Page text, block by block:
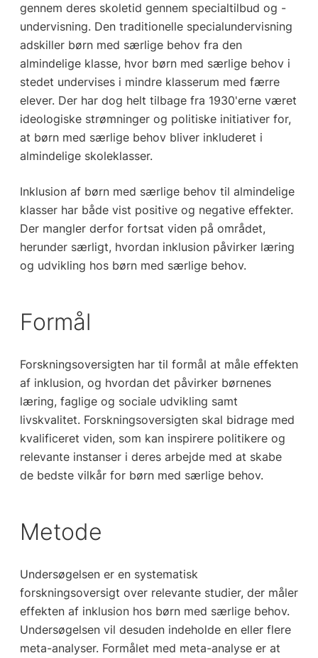
gennem deres skoletid gennem specialtilbud og -
undervisning. Den traditionelle specialundervisning
adskiller børn med særlige behov fra den
almindelige klasse, hvor børn med særlige behov i
stedet undervises i mindre klasserum med færre
elever. Der har dog helt tilbage fra 1930'erne været
ideologiske strømninger og politiske initiativer for,
at børn med særlige behov bliver inkluderet i
almindelige skoleklasser.
Inklusion af børn med særlige behov til almindelige
klasser har både vist positive og negative effekter.
Der mangler derfor fortsat viden på området,
herunder særligt, hvordan inklusion påvirker læring
og udvikling hos børn med særlige behov.
Formål
Forskningsoversigten har til formål at måle effekten
af inklusion, og hvordan det påvirker børnenes
læring, faglige og sociale udvikling samt
livskvalitet. Forskningsoversigten skal bidrage med
kvalificeret viden, som kan inspirere politikere og
relevante instanser i deres arbejde med at skabe
de bedste vilkår for børn med særlige behov.
Metode
Undersøgelsen er en systematisk
forskningsoversigt over relevante studier, der måler
effekten af inklusion hos børn med særlige behov.
Undersøgelsen vil desuden indeholde en eller flere
meta-analyser. Formålet med meta-analyse er at